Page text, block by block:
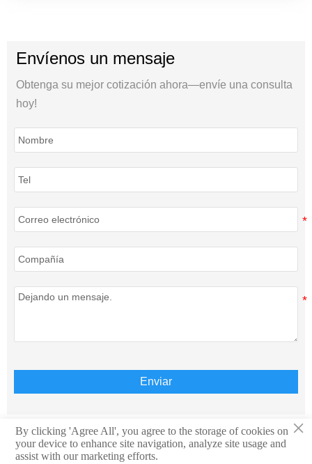
Envíenos un mensaje
Obtenga su mejor cotización ahora—envíe una consulta
hoy!
Enviar
Derechos de autor © Teison Energy Technology Co.,Ltd.
×
By clicking 'Agree All', you agree to the storage of cookies on
your device to enhance site navigation, analyze site usage and
assist with our marketing efforts.